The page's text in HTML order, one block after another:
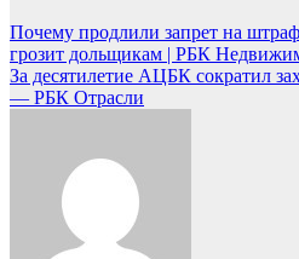
Почему продлили запрет на
грозит дольщикам | РБК
За десятилетие АЦБК сократил
— РБК Отрасли